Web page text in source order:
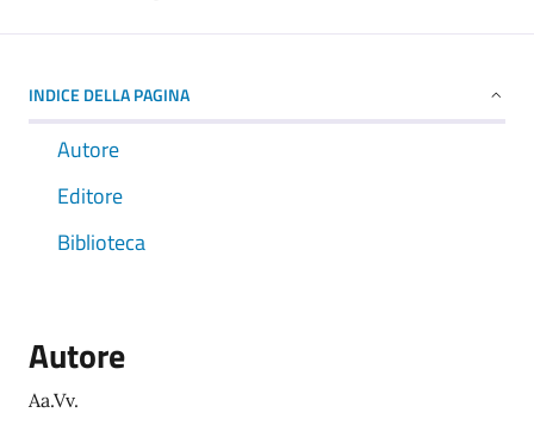
INDICE DELLA PAGINA
Autore
Editore
Biblioteca
Autore
Aa.Vv.